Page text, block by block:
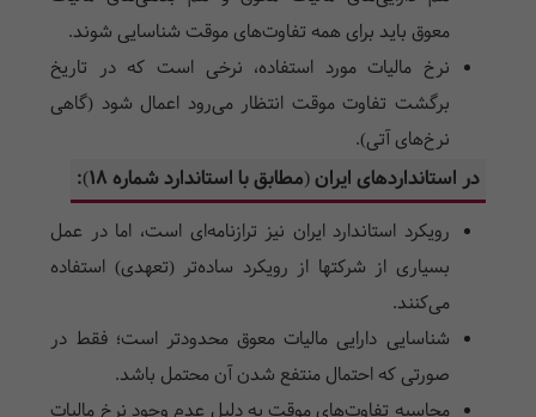
معوق باید برای همه تفاوت‌های موقت شناسایی شوند.
نرخ مالیات مورد استفاده، نرخی است که در تاریخ
برگشت تفاوت موقت انتظار می‌رود اعمال شود (گاهی
نرخ‌های آتی).
در استانداردهای ایران (مطابق با استاندارد شماره ۱۸):
رویکرد استاندارد ایران نیز ترازنامه‌ای است، اما در عمل
بسیاری از شرکتها از رویکرد ساده‌تر (تعهدی) استفاده
می‌کنند.
شناسایی دارایی مالیات معوق محدودتر است؛ فقط در
صورتی که احتمال منتفع شدن آن محتمل باشد.